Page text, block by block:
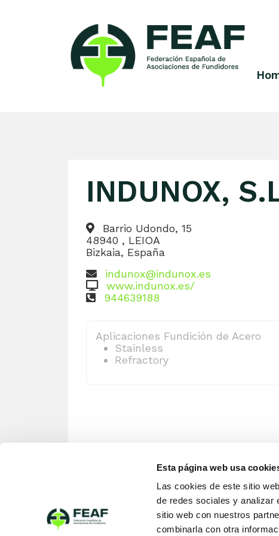
Esta página web usa
Las cookies de este sitio
de redes sociales y analizar
sitio web con nuestros
combinarla con otra
INDUNOX,
Barrio Udondo, 15
48940 , LEIOA
Bizkaia, España
indunox@indunox.es
www.indunox.es/
944639188
Aplicaciones Fundición de Acero
Stainless
Refractory